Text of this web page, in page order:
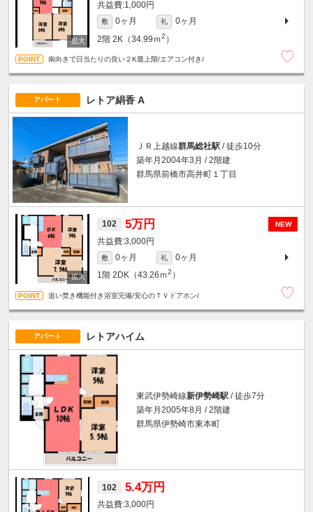
1,000円
敷 0ヶ月 礼
0ヶ月
2階 2K（34.99ｍ2 ）
南向きで日当たりの良い２K最上階/エアコン付き/
アパート レトア絹香 A
ＪＲ上越線群馬総社駅 / 徒歩10分
築年月2004年3月 / 2階建
群馬県前橋市高井町１丁目
NEW
102 5万円
3,000円
敷 0ヶ月 礼
0ヶ月
1階 2DK（43.26ｍ2 ）
追い焚き機能付き浴室完備/安心のＴＶドアホン/
アパート レトアハイム
東武伊勢崎線新伊勢崎駅 / 徒歩7分
築年月2005年8月 / 2階建
群馬県伊勢崎市東本町
102 5.4万円
3,000円